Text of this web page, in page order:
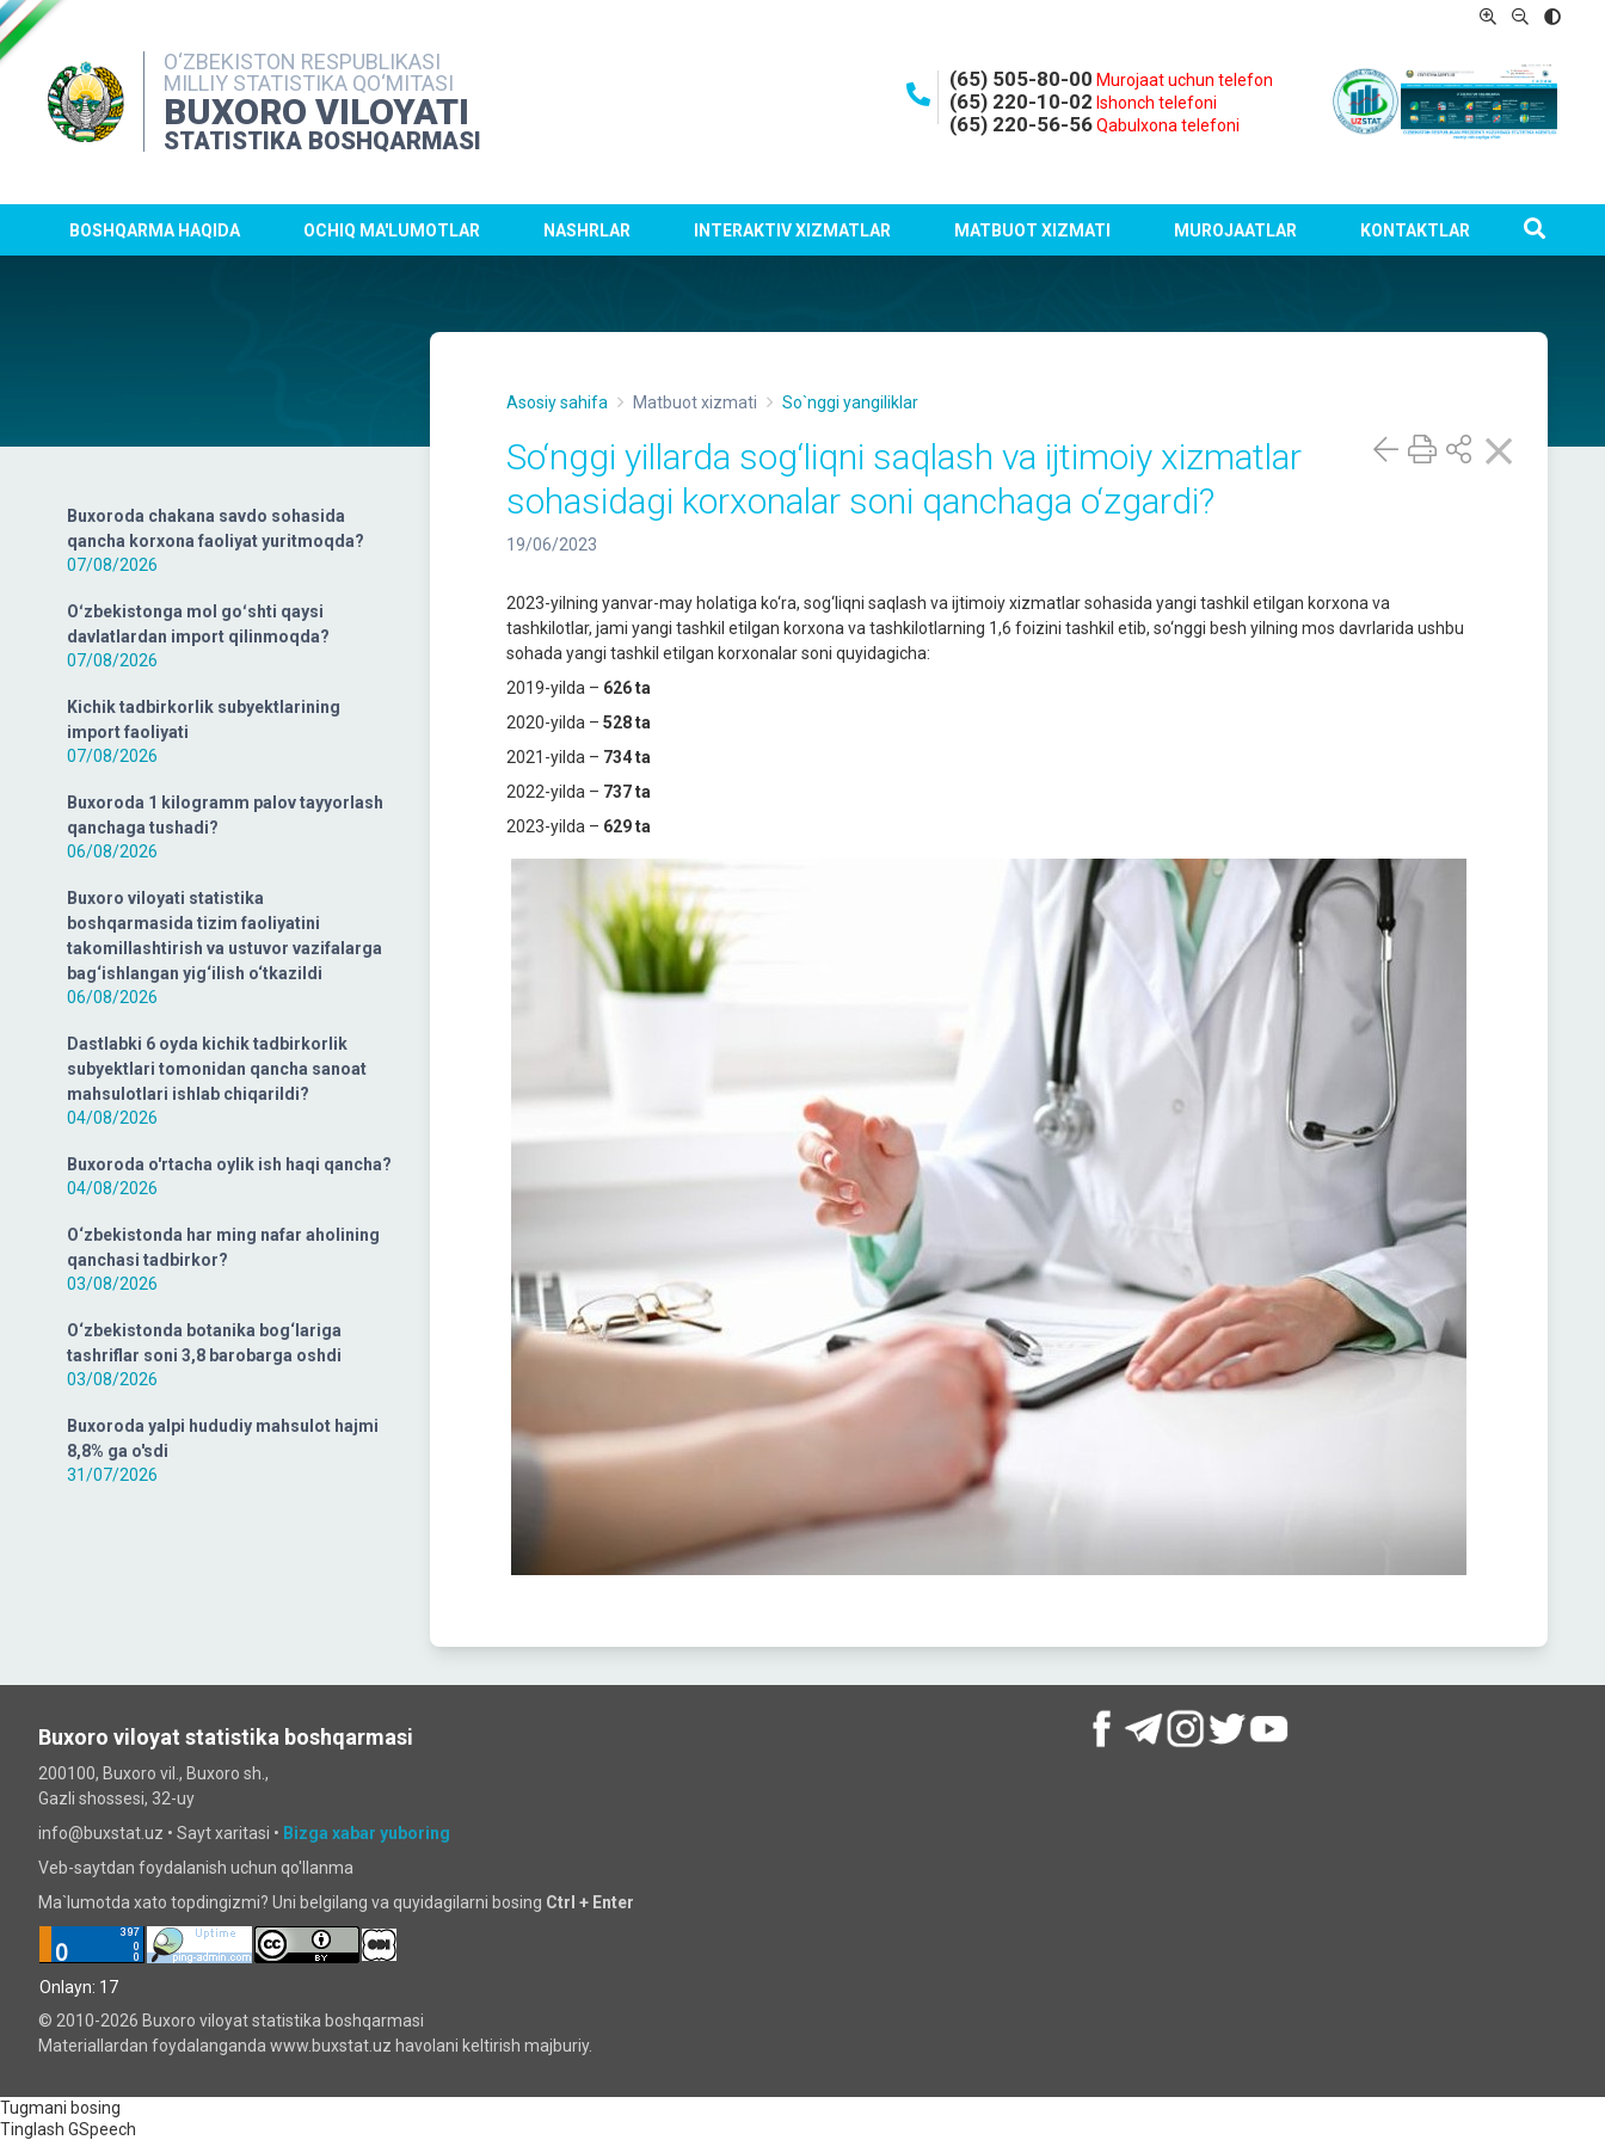
O‘ZBEKISTON RESPUBLIKASI
MILLIY STATISTIKA QO‘MITASI
BUXORO VILOYATI
STATISTIKA BOSHQARMASI
(65) 505-80-00 Murojaat uchun telefon
(65) 220-10-02 Ishonch telefoni
(65) 220-56-56 Qabulxona telefoni
BOSHQARMA HAQIDA OCHIQ MA'LUMOTLAR NASHRLAR INTERAKTIV XIZMATLAR MATBUOT XIZMATI MUROJAATLAR KONTAKTLAR
Buxoroda chakana savdo sohasida
qancha korxona faoliyat yuritmoqda?
07/08/2026
Oʻzbekistonga mol goʻshti qaysi
davlatlardan import qilinmoqda?
07/08/2026
Kichik tadbirkorlik subyektlarining
import faoliyati
07/08/2026
Buxoroda 1 kilogramm palov tayyorlash
qanchaga tushadi?
06/08/2026
Buxoro viloyati statistika
boshqarmasida tizim faoliyatini
takomillashtirish va ustuvor vazifalarga
bag‘ishlangan yig‘ilish o‘tkazildi
06/08/2026
Dastlabki 6 oyda kichik tadbirkorlik
subyektlari tomonidan qancha sanoat
mahsulotlari ishlab chiqarildi?
04/08/2026
Buxoroda o'rtacha oylik ish haqi qancha?
04/08/2026
O‘zbekistonda har ming nafar aholining
qanchasi tadbirkor?
03/08/2026
O‘zbekistonda botanika bog‘lariga
tashriflar soni 3,8 barobarga oshdi
03/08/2026
Buxoroda yalpi hududiy mahsulot hajmi
8,8% ga o'sdi
31/07/2026
Asosiy sahifa Matbuot xizmati So`nggi yangiliklar
So‘nggi yillarda sog‘liqni saqlash va ijtimoiy xizmatlar
sohasidagi korxonalar soni qanchaga o‘zgardi?
19/06/2023
2023-yilning yanvar-may holatiga ko‘ra, sog‘liqni saqlash va ijtimoiy xizmatlar sohasida yangi tashkil etilgan korxona va
tashkilotlar, jami yangi tashkil etilgan korxona va tashkilotlarning 1,6 foizini tashkil etib, so‘nggi besh yilning mos davrlarida ushbu
sohada yangi tashkil etilgan korxonalar soni quyidagicha:
2019-yilda – 626ta
2020-yilda – 528ta
2021-yilda – 734ta
2022-yilda – 737ta
2023-yilda – 629 ta
Buxoro viloyat statistika boshqarmasi
200100, Buxoro vil., Buxoro sh.,
Gazli shossesi, 32-uy
info@buxstat.uz • Sayt xaritasi • Bizga xabar yuboring
Veb-saytdan foydalanish uchun qo'llanma
Ma`lumotda xato topdingizmi? Uni belgilang va quyidagilarni bosing Ctrl + Enter
Onlayn: 17
© 2010-2026 Buxoro viloyat statistika boshqarmasi
Materiallardan foydalanganda www.buxstat.uz havolani keltirish majburiy.
Tugmani bosing
Tinglash GSpeech